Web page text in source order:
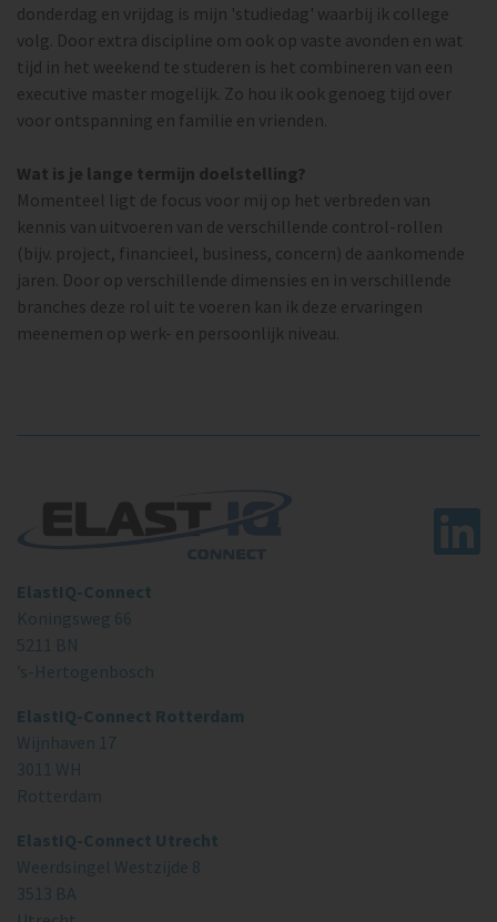
donderdag en vrijdag is mijn 'studiedag' waarbij ik college
volg. Door extra discipline om ook op vaste avonden en wat
tijd in het weekend te studeren is het combineren van een
executive master mogelijk. Zo hou ik ook genoeg tijd over
voor ontspanning en familie en vrienden.
Wat is je lange termijn doelstelling?
Momenteel ligt de focus voor mij op het verbreden van
kennis van uitvoeren van de verschillende control-rollen
(bijv. project, financieel, business, concern) de aankomende
jaren. Door op verschillende dimensies en in verschillende
branches deze rol uit te voeren kan ik deze ervaringen
meenemen op werk- en persoonlijk niveau.
ElastIQ-Connect
Koningsweg 66
5211 BN
’s-Hertogenbosch
ElastIQ-Connect Rotterdam
Wijnhaven 17
3011 WH
Rotterdam
ElastIQ-Connect Utrecht
Weerdsingel Westzijde 8
3513 BA